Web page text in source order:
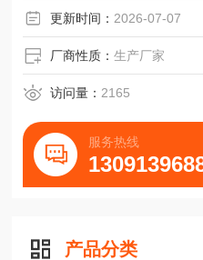
更新时间： 2026-07-07
厂商性质：生产厂家
访问量： 2165
服务热线
产品分类